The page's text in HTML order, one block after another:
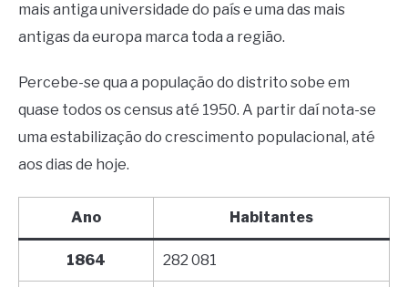
mais antiga universidade do país e uma das mais
antigas da europa marca toda a região.
Percebe-se qua a população do distrito sobe em
quase todos os census até 1950. A partir daí nota-se
uma estabilização do crescimento populacional, até
aos dias de hoje.
Ano Habitantes
1864 282 081